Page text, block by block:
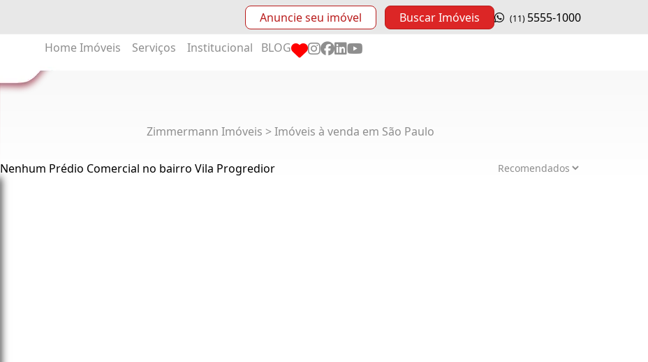
Anuncie seu imóvel Buscar Imóveis (11) 5555-1000
Home Imóveis Serviços Institucional BLOG
Zimmermann Imóveis > Imóveis à venda em São Paulo
Nenhum Prédio Comercial no bairro Vila Progredior